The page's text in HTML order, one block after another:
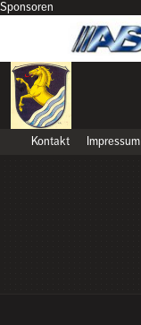
Sponsoren
Kontakt Impressum